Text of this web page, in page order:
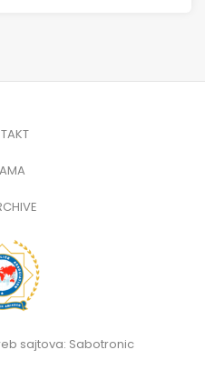
sajtova: Sabotronic